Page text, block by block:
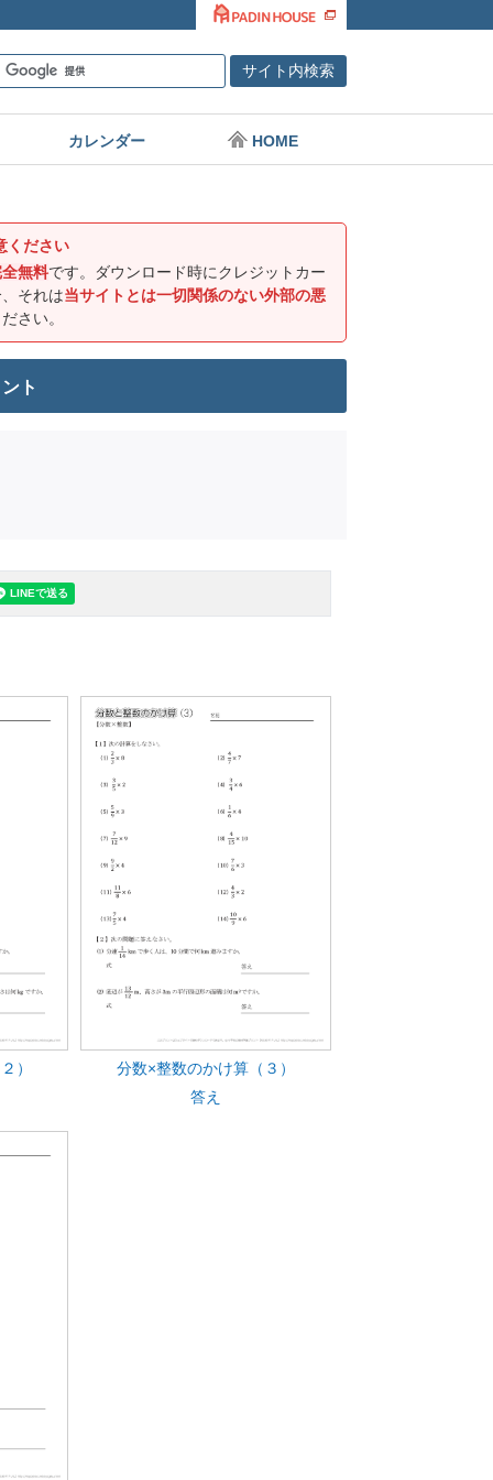
カレンダー HOME
ください
無料です。ダウンロード時にクレジットカー
それは当サイトとは一切関係のない外部の悪
さい。
ト
）
分数×整数のかけ算（３）
答え